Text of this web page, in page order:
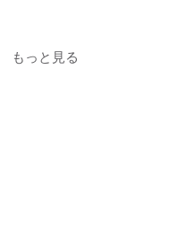
もっと見る